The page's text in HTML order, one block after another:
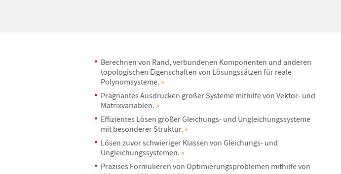
Berechnen von Rand, verbundenen Komponenten und anderen
topologischen Eigenschaften von Lösungssätzen für reale
Polynomsysteme. »
Prägnantes Ausdrücken großer Systeme mithilfe von Vektor- und
Matrixvariablen. »
Effizientes Lösen großer Gleichungs- und Ungleichungssysteme
mit besonderer Struktur. »
Lösen zuvor schwieriger Klassen von Gleichungs- und
Ungleichungssystemen. »
Präzises Formulieren von Optimierungsproblemen mithilfe von